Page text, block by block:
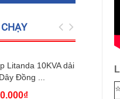
Litanda 10KVA dải
Đồng ...